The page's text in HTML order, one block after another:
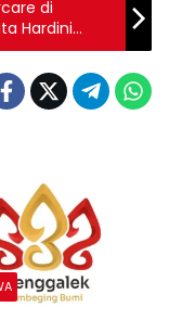
di
Hardini
Diperketat